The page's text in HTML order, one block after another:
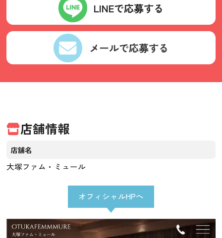
LINEで応募する
メールで応募する
店舗情報
店舗名
大塚ファム・ミュール
オフィシャルHPへ